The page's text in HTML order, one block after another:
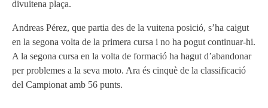
divuitena plaça.
Andreas Pérez, que partia des de la vuitena posició, s’ha caigut
en la segona volta de la primera cursa i no ha pogut continuar-hi.
A la segona cursa en la volta de formació ha hagut d’abandonar
per problemes a la seva moto. Ara és cinquè de la classificació
del Campionat amb 56 punts.